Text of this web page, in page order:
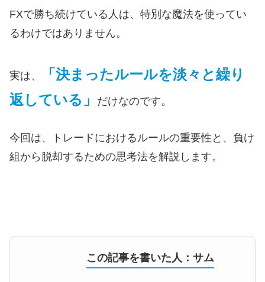
FXで勝ち続けている人は、特別な魔法を使ってい
るわけではありません。
実は、
「決まったルールを淡々と繰り
返している」
だけなのです。
今回は、トレードにおけるルールの重要性と、負け
組から脱却するための思考法を解説します。
この記事を書いた人：サム